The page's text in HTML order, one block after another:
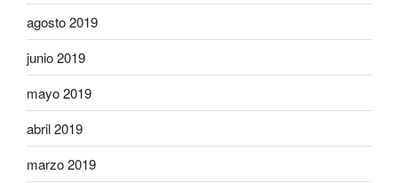
agosto 2019
junio 2019
mayo 2019
abril 2019
marzo 2019